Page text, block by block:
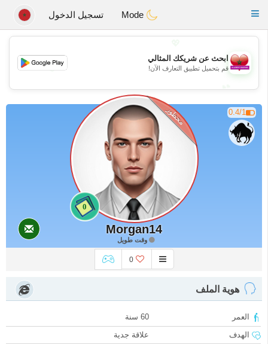
Maroc Dating
Toggle
تسجيل الدخول
💖
💕
ابحث عن شريكك المثالي
قم بتحميل تطبيق التعارف الآن!
0.4/1
0
محظور
Morgan14
وقت طويل
0
هوية الملف
العمر
60 سنة
الهدف
علاقة جدية